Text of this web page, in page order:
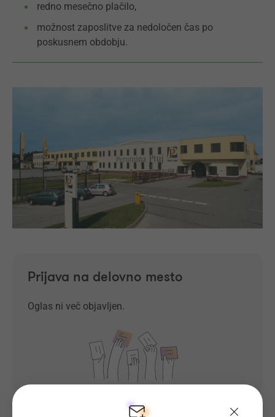
redno mesečno plačilo,
možnost zaposlitve za nedoločen čas po
poskusnem obdobju.
Prijava na delovno mesto
Oglas ni več objavljen.